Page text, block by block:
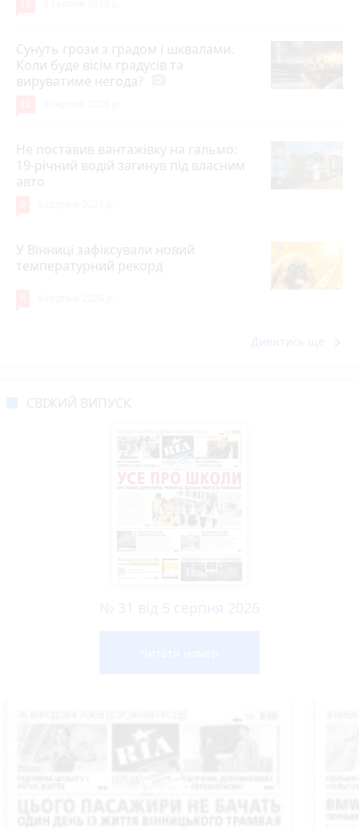
Сунуть грози з градом і шквалами.
Коли буде вісім градусів та
вируватиме негода?
Не поставив вантажівку на гальмо:
19-річний водій загинув під власним
авто
У Вінниці зафіксували новий
температурний рекорд